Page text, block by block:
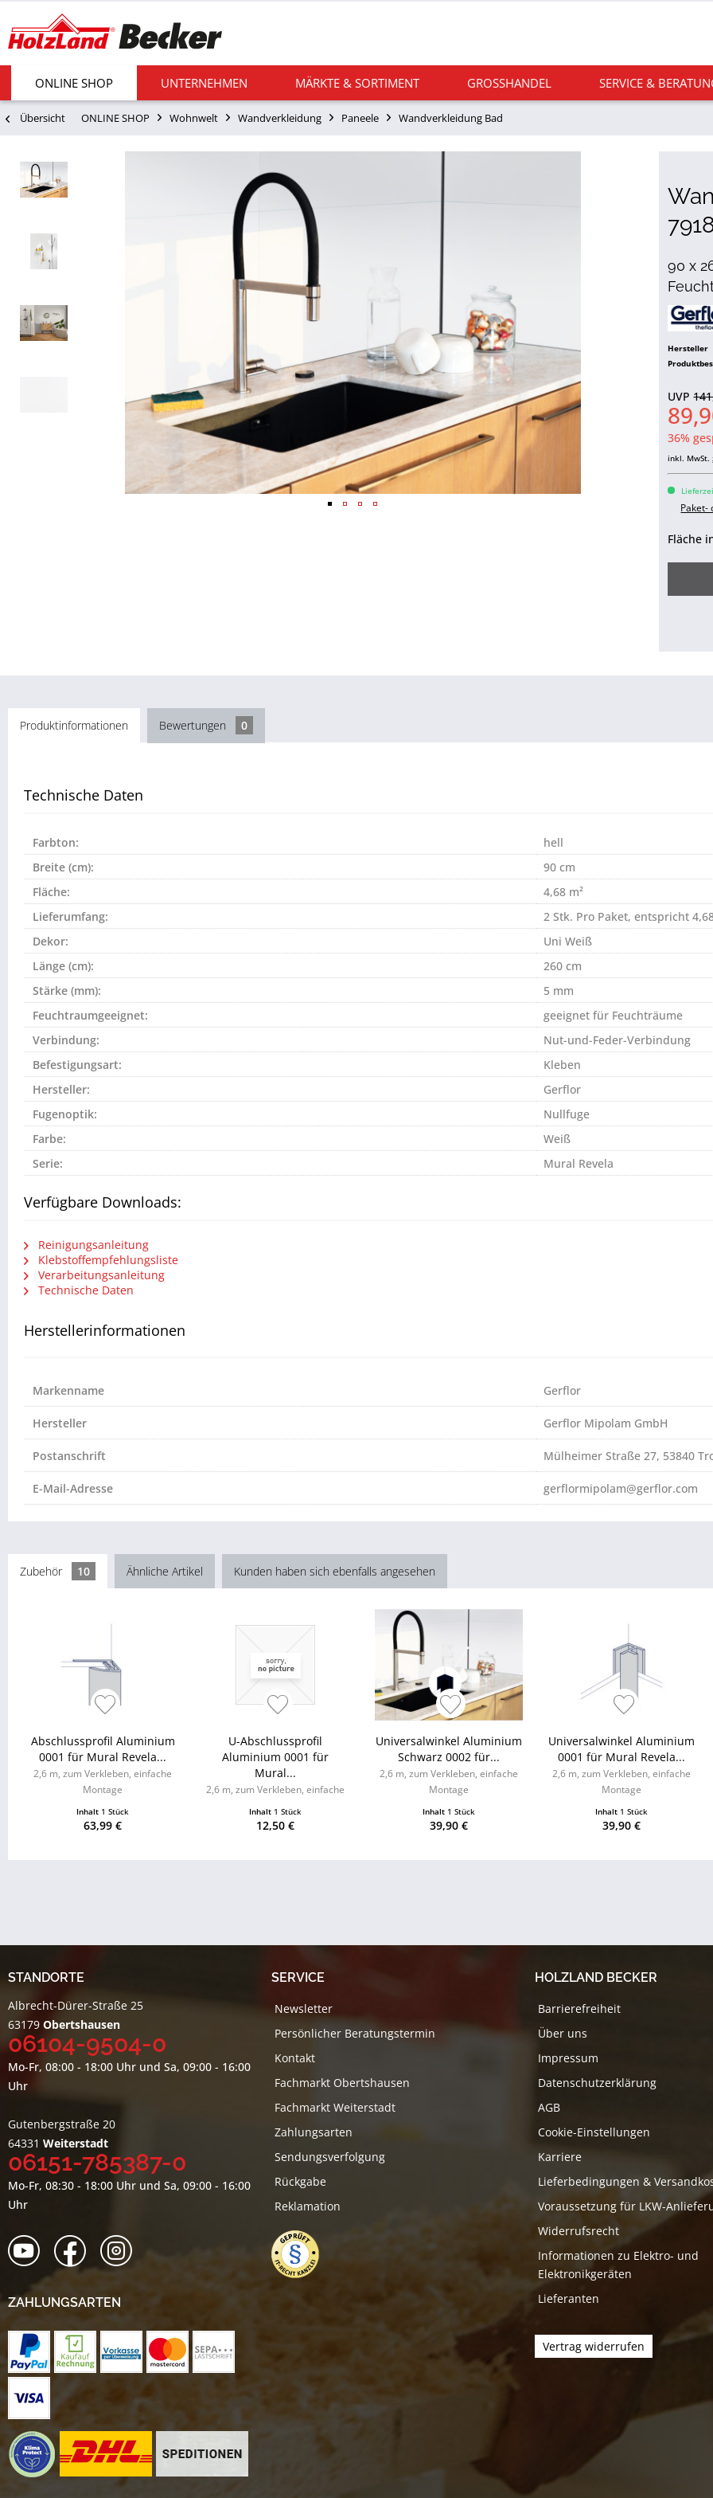
ONLINE SHOP UNTERNEHMEN MÄRKTE & SORTIMENT GROSSHANDEL SERVICE &
Übersicht ONLINE SHOP Wohnwelt Wandverkleidung Paneele Wandverkleidung Bad
90 x
Hersteller
UVP
36%
inkl. MwSt.
Paket-
Fläche
Produktinformationen Bewertungen 0
Technische Daten
Farbton:
hell
Breite (cm):
90 cm
Fläche:
4,68 m²
Lieferumfang:
2 Stk. Pro Paket, entspricht
Dekor:
Uni Weiß
Länge (cm):
260 cm
Stärke (mm):
5 mm
Feuchtraumgeeignet:
geeignet für Feuchträume
Verbindung:
Nut-und-Feder-Verbindung
Befestigungsart:
Kleben
Hersteller:
Gerflor
Fugenoptik:
Nullfuge
Farbe:
Weiß
Serie:
Mural Revela
Verfügbare Downloads:
Reinigungsanleitung
Klebstoffempfehlungsliste
Verarbeitungsanleitung
Technische Daten
Herstellerinformationen
Markenname Gerflor
Hersteller Gerflor Mipolam GmbH
Postanschrift Mülheimer Straße 27, 53840
E-Mail-Adresse gerflormipolam@gerflor.com
Zubehör 10 Ähnliche Artikel Kunden haben sich ebenfalls angesehen
Abschlussprofil Aluminium
0001 für Mural Revela...
2,6 m, zum Verkleben, einfache
Montage
Inhalt 1 Stück
63,99 €
U-Abschlussprofil
Aluminium 0001 für
Mural...
2,6 m, zum Verkleben, einfache
Inhalt 1 Stück
12,50 €
Universalwinkel Aluminium
Schwarz 0002 für...
2,6 m, zum Verkleben, einfache
Montage
Inhalt 1 Stück
39,90 €
Universalwinkel Aluminium
0001 für Mural Revela...
2,6 m, zum Verkleben, einfache
Montage
Inhalt 1 Stück
39,90 €
STANDORTE
Albrecht-Dürer-Straße 25
63179 Obertshausen
06104-9504-0
Mo-Fr, 08:00 - 18:00 Uhr und Sa, 09:00 - 16:00
Uhr
Gutenbergstraße 20
64331 Weiterstadt
06151-785387-0
Mo-Fr, 08:30 - 18:00 Uhr und Sa, 09:00 - 16:00
Uhr
ZAHLUNGSARTEN
SERVICE
Newsletter
Persönlicher Beratungstermin
Kontakt
Fachmarkt Obertshausen
Fachmarkt Weiterstadt
Zahlungsarten
Sendungsverfolgung
Rückgabe
Reklamation
HOLZLAND BECKER
Barrierefreiheit
Über uns
Impressum
Datenschutzerklärung
AGB
Cookie-Einstellungen
Karriere
Lieferbedingungen &
Voraussetzung für LKW-
Widerrufsrecht
Informationen zu Elektro- und
Elektronikgeräten
Lieferanten
Vertrag widerrufen